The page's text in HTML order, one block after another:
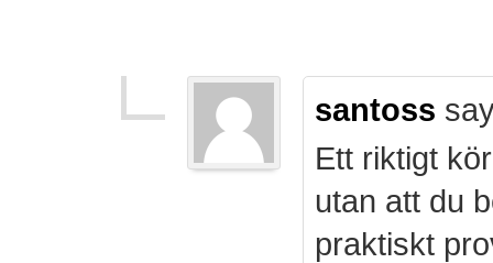
santoss
Ett riktigt
utan att du
praktiskt